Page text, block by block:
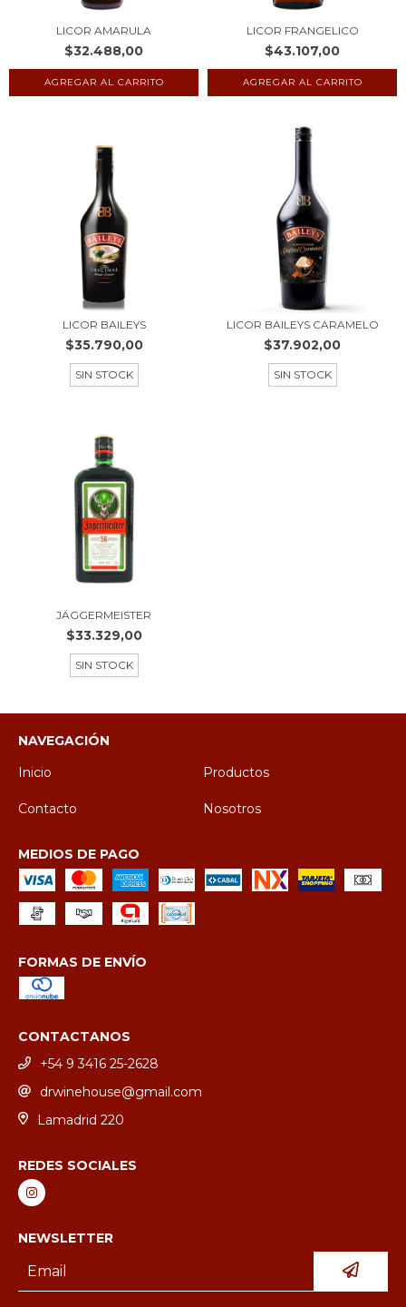
LICOR AMARULA
$32.488,00
LICOR FRANGELICO
$43.107,00
LICOR BAILEYS
$35.790,00
SIN STOCK
LICOR BAILEYS CARAMELO
$37.902,00
SIN STOCK
JÄGGERMEISTER
$33.329,00
SIN STOCK
NAVEGACIÓN
Inicio
Productos
Contacto Nosotros
MEDIOS DE PAGO
FORMAS DE ENVÍO
CONTACTANOS
+54 9 3416 25-2628
drwinehouse@gmail.com
Lamadrid 220
REDES SOCIALES
NEWSLETTER